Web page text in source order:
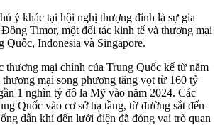
ý khác tại hội nghị thượng đỉnh là sự gia
Timor, một đối tác kinh tế và thương mại
Quốc, Indonesia và Singapore.
thương mại chính của Trung Quốc kể từ năm
mại song phương tăng vọt từ 160 tỷ
1 nghìn tỷ đô la Mỹ vào năm 2024. Các
Quốc vào cơ sở hạ tầng, từ đường sắt đến
dẫn khí đến lưới điện đã đóng vai trò quan